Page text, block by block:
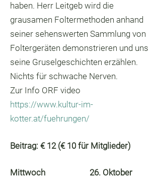
haben. Herr Leitgeb wird die
grausamen Foltermethoden anhand
seiner sehenswerten Sammlung von
Foltergeräten demonstrieren und uns
seine Gruselgeschichten erzählen.
Nichts für schwache Nerven.
Zur Info ORF video
https://www.kultur-im-
kotter.at/fuehrungen/
Beitrag: € 12 (€ 10 für Mitglieder)
Mittwoch 26. Oktober